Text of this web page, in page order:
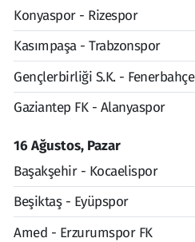
Konyaspor - Rizespor
Kasımpaşa - Trabzonspor
Gençlerbirliği S.K. - Fenerbahçe
Gaziantep FK - Alanyaspor
16 Ağustos, Pazar
Başakşehir - Kocaelispor
Beşiktaş - Eyüpspor
Amed - Erzurumspor FK